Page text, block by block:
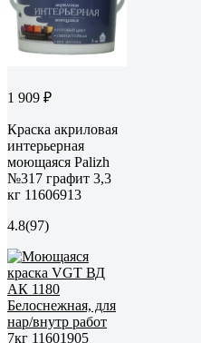
1 909 ₽
Краска акриловая
интерьерная
моющаяся Palizh
№317 графит 3,3
кг 11606913
4.8(97)